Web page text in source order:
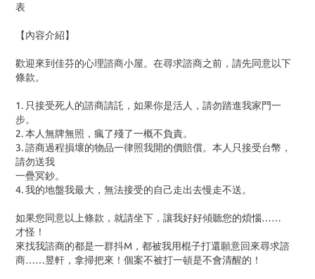
表
【內容介紹】
歡迎來到佳芬的心理諮商小屋。在尋求諮商之前，請先同意以下
條款。
1. 只接受死人的諮商請託，如果你是活人，請勿踏進我家門一
步。
2. 本人無牌無照，瘋了殘了一概不負責。
3. 諮商過程損壞的物品一律照我開的價賠償。本人只接受台幣，
請勿送我
一疊冥鈔。
4. 我的地盤我最大，無法接受的自己走出去慢走不送。
如果您同意以上條款，就請坐下，讓我好好傾聽您的煩惱……
才怪！
來找我諮商的都是一群抖M，都被我用棍子打還願意回來尋求諮
商……昱軒，拿掃把來！個案不被打一頓是不會清醒的！